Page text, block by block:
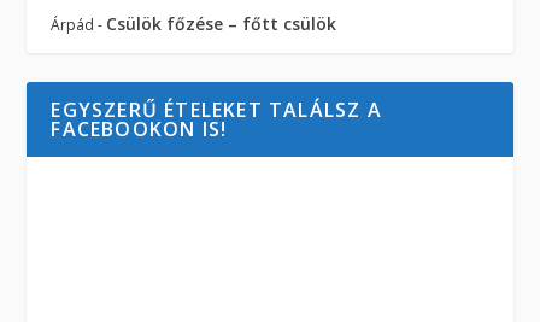
Árpád - Csülök főzése – főtt csülök
EGYSZERŰ ÉTELEKET TALÁLSZ A
FACEBOOKON IS!